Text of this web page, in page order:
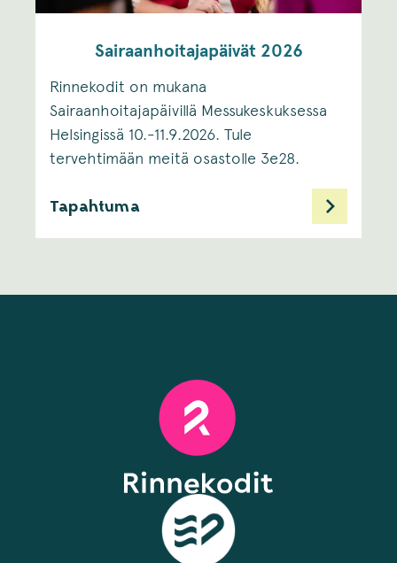
Sairaanhoitajapäivät 2026
Rinnekodit on mukana
Sairaanhoitajapäivillä Messukeskuksessa
Helsingissä 10.-11.9.2026. Tule
tervehtimään meitä osastolle 3e28.
Tapahtuma